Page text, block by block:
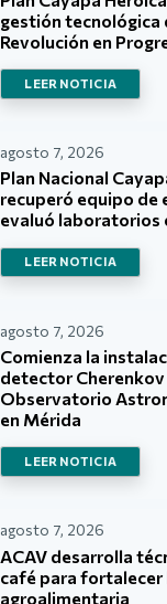
gestión tecnológica
Revolución en
LEER NOTICIA
agosto 7, 2026
Plan Nacional
recuperó equipo de
evaluó laboratorios
LEER NOTICIA
agosto 7, 2026
Comienza la
detector Cherenkov
Observatorio
en Mérida
LEER NOTICIA
agosto 7, 2026
ACAV desarrolla
café para fortalecer
agroalimentaria